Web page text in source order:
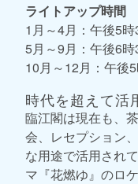
ライトアップ時間
1月～4月：午後5
5月～9月：午後6
10月～12月：午後
時代を超えて活
臨江閣は現在も、
会、レセプション
な用途で活用され
マ『花燃ゆ』のロ